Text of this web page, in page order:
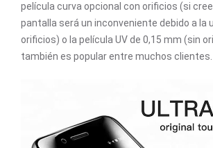
película curva opcional con orificios (si
pantalla será un inconveniente debido a la
orificios) o la película UV de 0,15 mm (sin
también es popular entre muchos clientes. .